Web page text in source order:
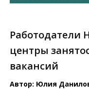
Работодатели
центры
вакансий
Автор: Юлия